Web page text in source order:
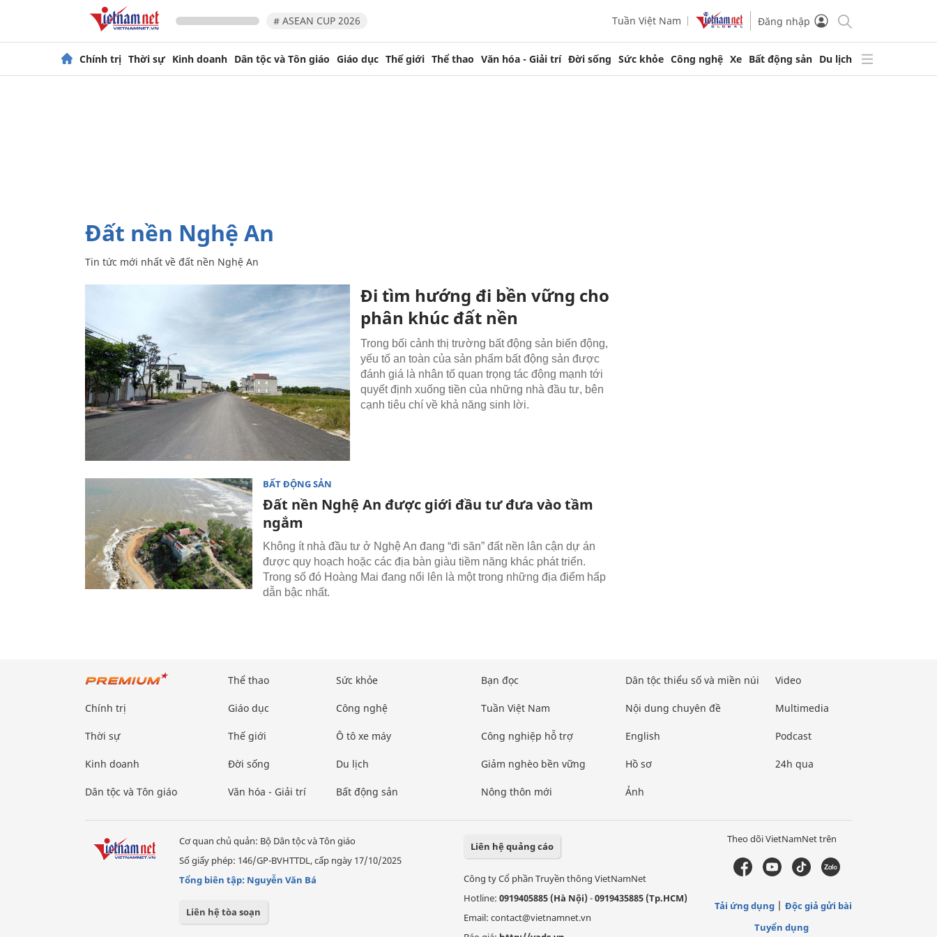
# ASEAN CUP 2026 Tuần Việt Nam Đăng nhập
Chính trị Thời sự Kinh doanh Dân tộc và Tôn giáo Giáo dục Thế giới Thể thao Văn hóa - Giải trí Đời sống Sức khỏe Công nghệ Xe Bất động sản Du lịch
đất nền Nghệ An
Tin tức mới nhất về đất nền Nghệ An
Đi tìm hướng đi bền vững cho
phân khúc đất nền
Trong bối cảnh thị trường bất động sản biến động,
yếu tố an toàn của sản phẩm bất động sản được
đánh giá là nhân tố quan trọng tác động mạnh tới
quyết định xuống tiền của những nhà đầu tư, bên
cạnh tiêu chí về khả năng sinh lời.
BẤT ĐỘNG SẢN
Đất nền Nghệ An được giới đầu tư đưa vào tầm
ngắm
Không ít nhà đầu tư ở Nghệ An đang “đi săn” đất nền lân cận dự án
được quy hoạch hoặc các địa bàn giàu tiềm năng khác phát triển.
Trong số đó Hoàng Mai đang nổi lên là một trong những địa điểm hấp
dẫn bậc nhất.
Chính trị
Thời sự
Kinh doanh
Dân tộc và Tôn giáo
Thể thao
Giáo dục
Thế giới
Đời sống
Văn hóa - Giải trí
Sức khỏe
Công nghệ
Ô tô xe máy
Du lịch
Bất động sản
Bạn đọc
Tuần Việt Nam
Công nghiệp hỗ trợ
Giảm nghèo bền vững
Nông thôn mới
Dân tộc thiểu số và miền núi
Nội dung chuyên đề
English
Hồ sơ
Ảnh
Video
Multimedia
Podcast
24h qua
Cơ quan chủ quản: Bộ Dân tộc và Tôn giáo
Số giấy phép: 146/GP-BVHTTDL, cấp ngày 17/10/2025
Tổng biên tập: Nguyễn Văn Bá
Liên hệ tòa soạn
Liên hệ quảng cáo
Công ty Cổ phần Truyền thông VietNamNet
Hotline: 0919405885 (Hà Nội)-0919435885 (Tp.HCM)
Email: contact@vietnamnet.vn
Theo dõi VietNamNet trên
Tải ứng dụng
Độc giả gửi bài
Tuyển dụng